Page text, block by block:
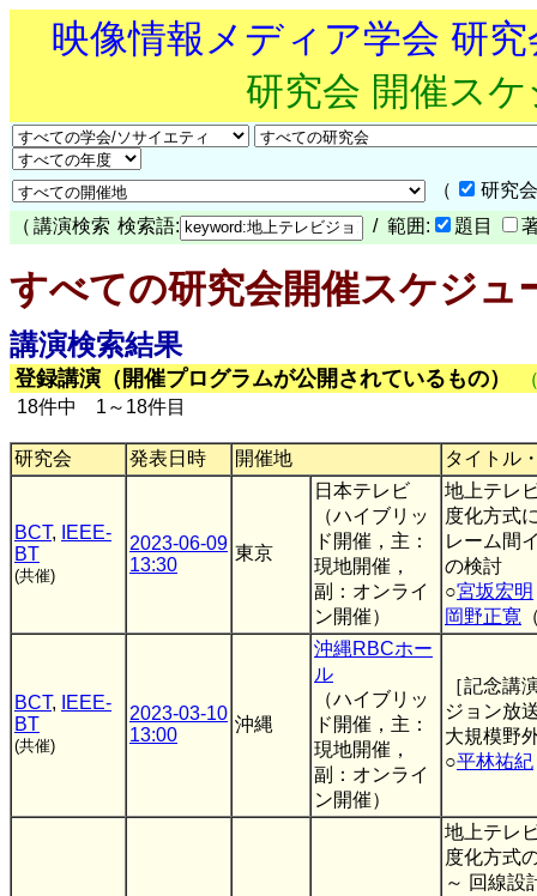
映像情報メディア学会 研
研究会 開催ス
（
研究
（ 講演検索 検索語: / 範囲: 題目
すべての研究会開催スケジュ
講演検索結果
登録講演（開催プログラムが公開されているもの）
18件中 1～18件目
研究会 発表日時 開催地 タイトル
BCT,
IEEE-
BT
(共催)
2023-06-09
13:30
東京
日本テレビ
（ハイブリッ
ド開催，主：
現地開催，
副：オンライ
ン開催）
地上テレ
度化方式
レーム間
の検討
○宮坂宏明
岡野正寛
BCT,
IEEE-
BT
(共催)
2023-03-10
13:00
沖縄
沖縄RBCホー
ル
（ハイブリッ
ド開催，主：
現地開催，
副：オンライ
ン開催）
［記念講
ジョン放
大規模野
○平林祐紀
地上テレ
度化方式
～ 回線設